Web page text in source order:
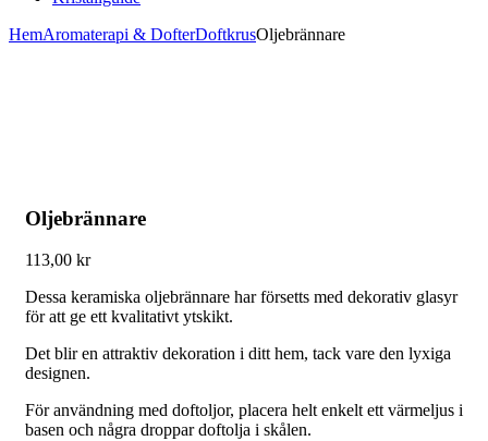
HemAromaterapi & DofterDoftkrusOljebrännare
Oljebrännare
113,00 kr
Dessa keramiska oljebrännare har försetts med dekorativ glasyr
för att ge ett kvalitativt ytskikt.
Det blir en attraktiv dekoration i ditt hem, tack vare den lyxiga
designen.
För användning med doftoljor, placera helt enkelt ett värmeljus i
basen och några droppar doftolja i skålen.